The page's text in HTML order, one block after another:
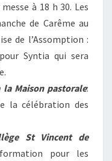
à 18 h 30. Les
de Carême au
de l’Assomption :
Syntia qui sera
la Maison pastorale:
la célébration des
St Vincent de
pour les